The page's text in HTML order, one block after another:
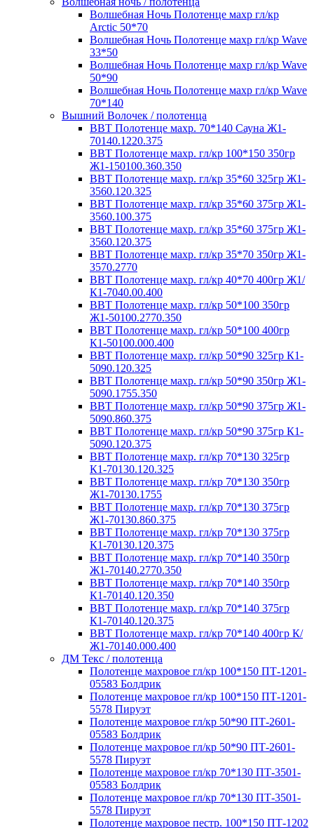
Волшебная Ночь Полотенце махр гл/кр
Arctic 50*70
Волшебная Ночь Полотенце махр гл/кр Wave
33*50
Волшебная Ночь Полотенце махр гл/кр Wave
50*90
Волшебная Ночь Полотенце махр гл/кр Wave
70*140
Вышний Волочек / полотенца
ВВТ Полотенце махр. 70*140 Сауна Ж1-
70140.1220.375
ВВТ Полотенце махр. гл/кр 100*150 350гр
Ж1-150100.360.350
ВВТ Полотенце махр. гл/кр 35*60 325гр Ж1-
3560.120.325
ВВТ Полотенце махр. гл/кр 35*60 375гр Ж1-
3560.100.375
ВВТ Полотенце махр. гл/кр 35*60 375гр Ж1-
3560.120.375
ВВТ Полотенце махр. гл/кр 35*70 350гр Ж1-
3570.2770
ВВТ Полотенце махр. гл/кр 40*70 400гр Ж1/
К1-7040.00.400
ВВТ Полотенце махр. гл/кр 50*100 350гр
Ж1-50100.2770.350
ВВТ Полотенце махр. гл/кр 50*100 400гр
К1-50100.000.400
ВВТ Полотенце махр. гл/кр 50*90 325гр К1-
5090.120.325
ВВТ Полотенце махр. гл/кр 50*90 350гр Ж1-
5090.1755.350
ВВТ Полотенце махр. гл/кр 50*90 375гр Ж1-
5090.860.375
ВВТ Полотенце махр. гл/кр 50*90 375гр К1-
5090.120.375
ВВТ Полотенце махр. гл/кр 70*130 325гр
К1-70130.120.325
ВВТ Полотенце махр. гл/кр 70*130 350гр
Ж1-70130.1755
ВВТ Полотенце махр. гл/кр 70*130 375гр
Ж1-70130.860.375
ВВТ Полотенце махр. гл/кр 70*130 375гр
К1-70130.120.375
ВВТ Полотенце махр. гл/кр 70*140 350гр
Ж1-70140.2770.350
ВВТ Полотенце махр. гл/кр 70*140 350гр
К1-70140.120.350
ВВТ Полотенце махр. гл/кр 70*140 375гр
К1-70140.120.375
ВВТ Полотенце махр. гл/кр 70*140 400гр К/
Ж1-70140.000.400
ДМ Текс / полотенца
Полотенце махровое гл/кр 100*150 ПТ-1201-
05583 Болдрик
Полотенце махровое гл/кр 100*150 ПТ-1201-
5578 Пируэт
Полотенце махровое гл/кр 50*90 ПТ-2601-
05583 Болдрик
Полотенце махровое гл/кр 50*90 ПТ-2601-
5578 Пируэт
Полотенце махровое гл/кр 70*130 ПТ-3501-
05583 Болдрик
Полотенце махровое гл/кр 70*130 ПТ-3501-
5578 Пируэт
Полотенце махровое пестр. 100*150 ПТ-1202